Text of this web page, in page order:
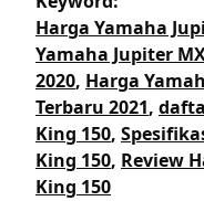
Harga Yamaha
Yamaha Jupiter
2020, Harga
Terbaru 2021,
King 150,
King 150, Review
King 150